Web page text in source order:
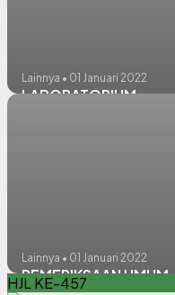
Lainnya • 01 Januari 2022
LABORATORIUM
Lainnya • 01 Januari 2022
PEMERIKSAAN UMUM
HJL KE-457